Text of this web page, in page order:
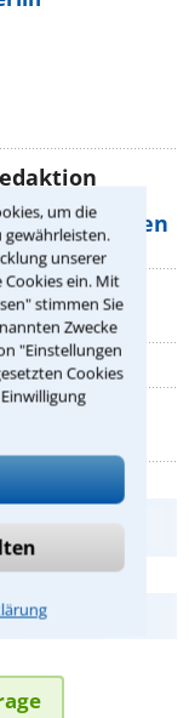
um die
unserer
Cookies ein. Mit
stimmen Sie
Zwecke
"Einstellungen
Cookies
Rechte haben
Rechte
zahlen?